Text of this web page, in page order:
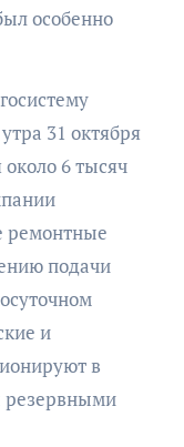
особенно
31 октября
6 тысяч
ремонтные
подачи
и
в
резервными